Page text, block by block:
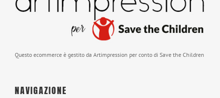
Questo ecommerce è gestito da Artimpression per conto di Save the Children
NAVIGAZIONE